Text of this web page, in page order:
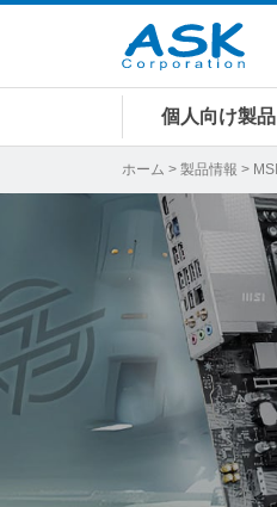
個人向け製品
ホーム > 製品情報 > MSI